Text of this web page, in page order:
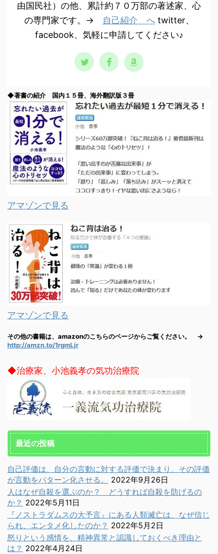
由国民社）の他、累計約７０万部の著述家、心
の専門家です。→
自己紹介 へtwitter、
facebook、気軽に申請してください♪
◆著書の紹介 国内１５冊、海外翻訳版３冊
アマゾンで見る
アマゾンで見る
その他の書籍は、amazonのこちらのページからご覧ください。 →
http://amzn.to/1rgmLjr
◆治療家、小池義孝の気功治療院
最近の投稿
自己評価は、自分の言動に対する評価で決まり、その評価
が言動をパターン化させる。
2022年9月26日
人はなぜ自殺を選ぶのか？ どうすれば自殺を防げるの
か？ 2022年5月11日
『ノストラダムスの大予言』にある人類滅亡は、なぜ信じ
られ、エンタメ化したのか？ 2022年5月2日
怒りという感情を、精神異常と認識しておくべき理由と
は？ 2022年4月24日